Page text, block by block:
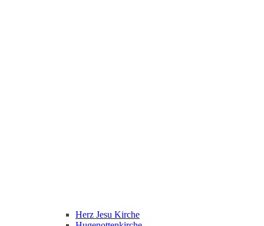
Herz Jesu Kirche